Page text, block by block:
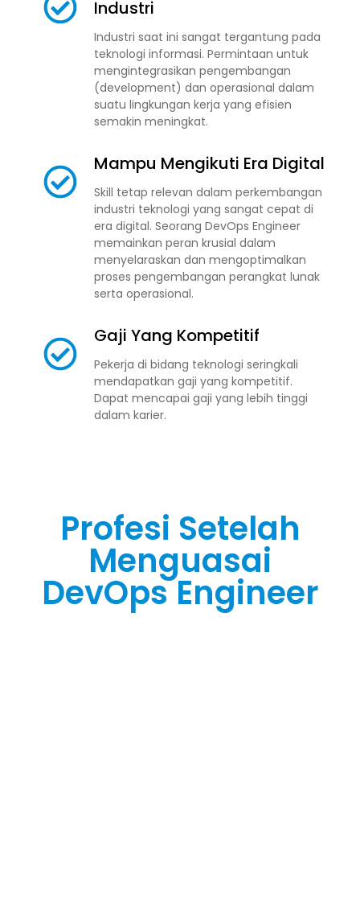
Industri
Industri saat ini sangat tergantung pada
teknologi informasi. Permintaan untuk
mengintegrasikan pengembangan
(development) dan operasional dalam
suatu lingkungan kerja yang efisien
semakin meningkat.
Mampu Mengikuti Era Digital
Skill tetap relevan dalam perkembangan
industri teknologi yang sangat cepat di
era digital. Seorang DevOps Engineer
memainkan peran krusial dalam
menyelaraskan dan mengoptimalkan
proses pengembangan perangkat lunak
serta operasional.
Gaji Yang Kompetitif
Pekerja di bidang teknologi seringkali
mendapatkan gaji yang kompetitif.
Dapat mencapai gaji yang lebih tinggi
dalam karier.
Profesi Setelah
Menguasai
DevOps Engineer